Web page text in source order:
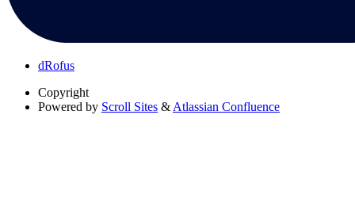
dRofus
Copyright
Powered by Scroll Sites &Atlassian Confluence